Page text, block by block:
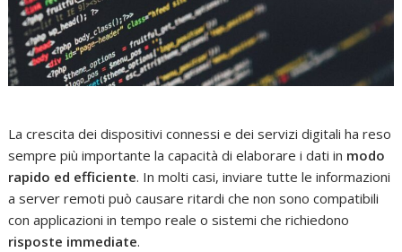
La crescita dei dispositivi connessi e dei servizi digitali ha reso
sempre più importante la capacità di elaborare i dati in modo
rapido ed efficiente. In molti casi, inviare tutte le informazioni
a server remoti può causare ritardi che non sono compatibili
con applicazioni in tempo reale o sistemi che richiedono
risposte immediate.